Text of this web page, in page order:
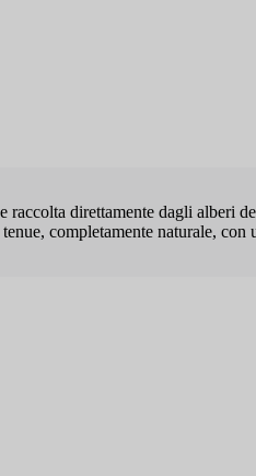
direttamente dagli alberi
completamente naturale, con